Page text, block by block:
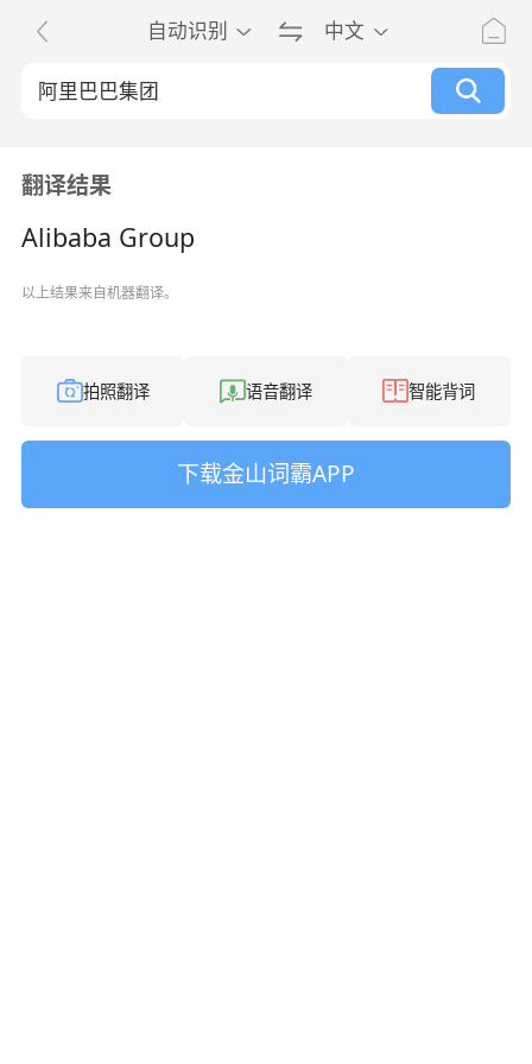
自动识别 中文
翻译结果
Alibaba Group
以上结果来自机器翻译。
拍照翻译 语音翻译 智能背词
下载金山词霸APP